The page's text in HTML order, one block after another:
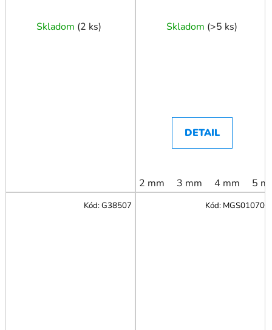
Skladom (2 ks)
Skladom (>5 ks)
DETAIL
2 mm 3 mm 4 mm 5
Kód:G38507 Kód: MGS01070